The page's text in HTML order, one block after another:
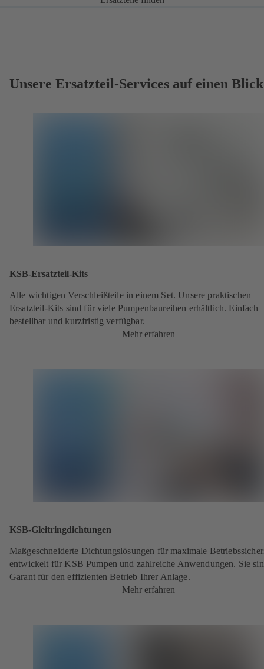
Unsere Ersatzteil-Services auf einen Blick
KSB-Ersatzteil-Kits
Alle wichtigen Verschleißteile in einem Set. Unsere praktischen
Ersatzteil-Kits sind für viele Pumpenbaureihen erhältlich. Einfach
bestellbar und kurzfristig verfügbar.
Mehr erfahren
KSB-Gleitringdichtungen
Maßgeschneiderte Dichtungslösungen für maximale
entwickelt für KSB Pumpen und zahlreiche Anwendungen. Sie
Garant für den effizienten Betrieb Ihrer Anlage.
Mehr erfahren